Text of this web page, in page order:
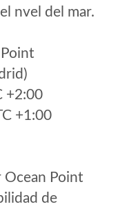
nvel del mar.
+2:00
+1:00
Ocean Point
de